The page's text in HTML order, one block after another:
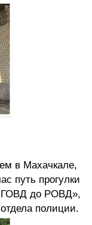
в Махачкале,
путь прогулки
ГОВД до РОВД»,
отдела полиции.